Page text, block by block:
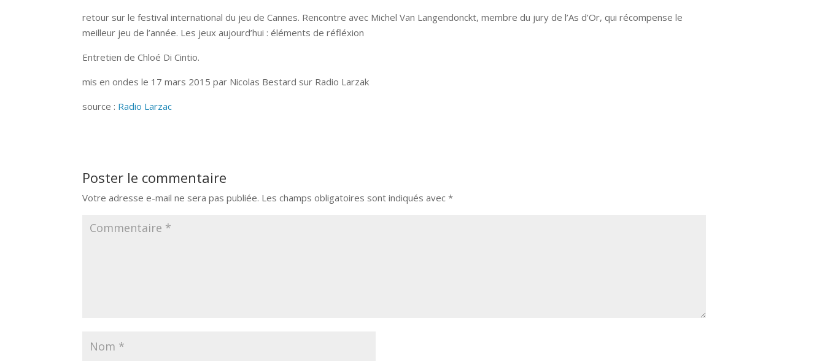
haut/bas
retour sur le festival international du jeu de Cannes. Rencontre avec Michel Van Langendonckt, membre du jury de l’As d’Or, qui récompense le
meilleur jeu de l’année. Les jeux aujourd’hui : éléments de réfléxion
Entretien de Chloé Di Cintio.
mis en ondes le 17 mars 2015 par Nicolas Bestard sur Radio Larzak
source : Radio Larzac
Poster le commentaire
Votre adresse e-mail ne sera pas publiée. Les champs obligatoires sont indiqués avec*